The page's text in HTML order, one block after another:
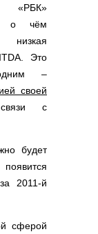
«РБК»
о чём
низкая
Это
–
своей
с
будет
2011-й
сферой